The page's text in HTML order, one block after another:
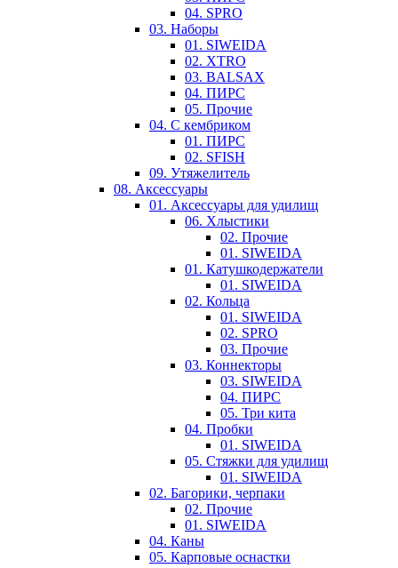
04. SPRO
03. Наборы
01. SIWEIDA
02. XTRO
03. BALSAX
04. ПИРС
05. Прочие
04. С кембриком
01. ПИРС
02. SFISH
09. Утяжелитель
08. Аксессуары
01. Аксессуары для удилищ
06. Хлыстики
02. Прочие
01. SIWEIDA
01. Катушкодержатели
01. SIWEIDA
02. Кольца
01. SIWEIDA
02. SPRO
03. Прочие
03. Коннекторы
03. SIWEIDA
04. ПИРС
05. Три кита
04. Пробки
01. SIWEIDA
05. Стяжки для удилищ
01. SIWEIDA
02. Багорики, черпаки
02. Прочие
01. SIWEIDA
04. Каны
05. Карповые оснастки